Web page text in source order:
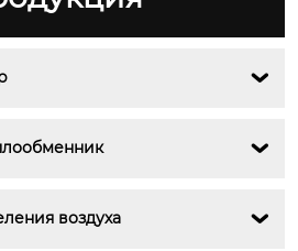


воздуха 